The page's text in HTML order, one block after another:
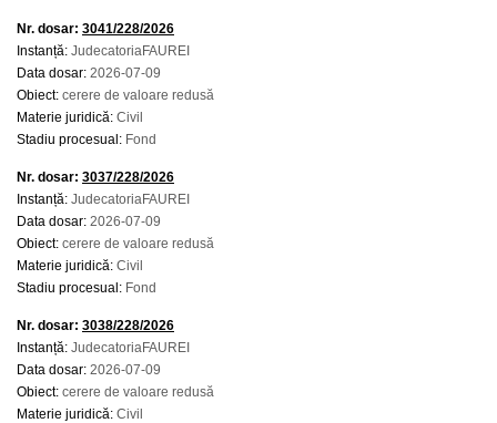
Nr. dosar: 3041/228/2026
Instanță: JudecatoriaFAUREI
Data dosar: 2026-07-09
Obiect: cerere de valoare redusă
Materie juridică: Civil
Stadiu procesual: Fond
Nr. dosar: 3037/228/2026
Instanță: JudecatoriaFAUREI
Data dosar: 2026-07-09
Obiect: cerere de valoare redusă
Materie juridică: Civil
Stadiu procesual: Fond
Nr. dosar: 3038/228/2026
Instanță: JudecatoriaFAUREI
Data dosar: 2026-07-09
Obiect: cerere de valoare redusă
Materie juridică: Civil